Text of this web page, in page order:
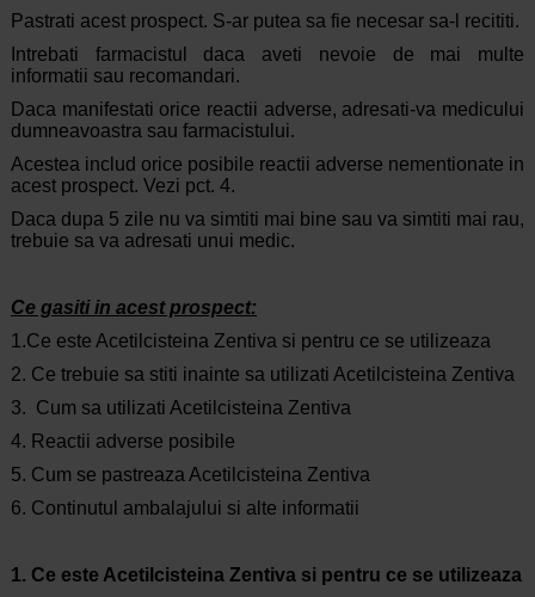
Pastrati acest prospect. S-ar putea sa fie necesar sa-l recititi.
Intrebati farmacistul daca aveti nevoie de mai multe
informatii sau recomandari.
Daca manifestati orice reactii adverse, adresati-va medicului
dumneavoastra sau farmacistului.
Acestea includ orice posibile reactii adverse nementionate in
acest prospect. Vezi pct. 4.
Daca dupa 5 zile nu va simtiti mai bine sau va simtiti mai rau,
trebuie sa va adresati unui medic.
Ce gasiti in acest prospect:
1.Ce este Acetilcisteina Zentiva si pentru ce se utilizeaza
2. Ce trebuie sa stiti inainte sa utilizati Acetilcisteina Zentiva
3. Cum sa utilizati Acetilcisteina Zentiva
4. Reactii adverse posibile
5. Cum se pastreaza Acetilcisteina Zentiva
6. Continutul ambalajului si alte informatii
1. Ce este Acetilcisteina Zentiva si pentru ce se utilizeaza